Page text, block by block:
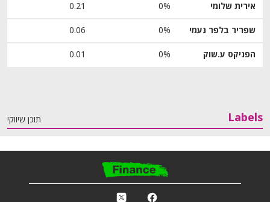
אירית שלומי 0%
0.21
שפריר בלפר נעמי 0%
0.06
הפניקס ע.שוק 0%
0.01
Labels תוכן שיווקי